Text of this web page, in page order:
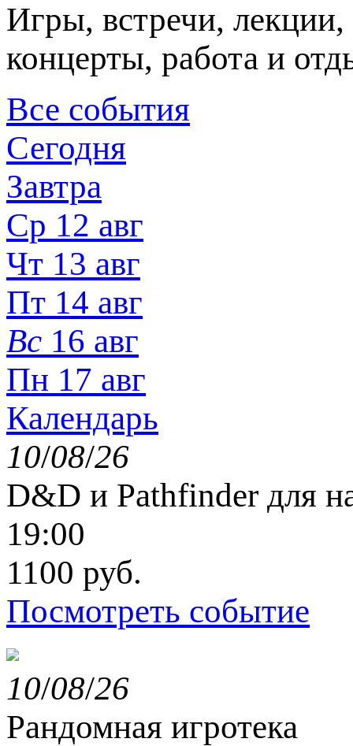
Игры, встречи,
концерты, работа и
Все события
Сегодня
Завтра
Ср 12 авг
Чт 13 авг
Пт 14 авг
Вс 16 авг
Пн 17 авг
Календарь
10/08/26
D&D и Pathfinder для
19:00
1100 руб.
Посмотреть событие
10/08/26
Рандомная игротека